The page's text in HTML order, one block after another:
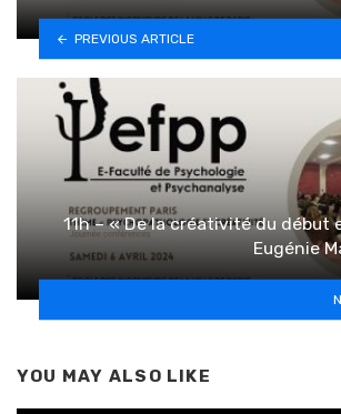
PREVIOUS ARTICLE
11h – « De la créativité du début
Eugénie
YOU MAY ALSO LIKE